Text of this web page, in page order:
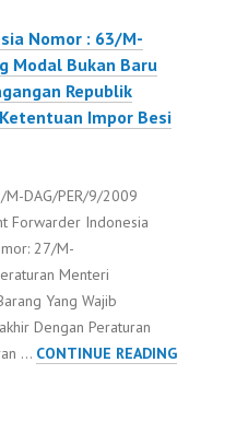
Nomor : 63/M-
Modal Bukan Baru
Republik
Impor Besi
DAG/PER/9/2009
Forwarder Indonesia
27/M-
Menteri
Yang Wajib
Dengan Peraturan
… CONTINUE READINGPERATURAN